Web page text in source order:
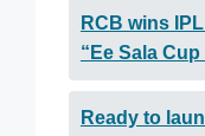
RCB wins
“Ee Sala
Ready to